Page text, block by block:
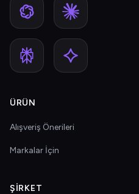
ÜRÜN
Alışveriş Önerileri
Markalar İçin
ŞIRKET